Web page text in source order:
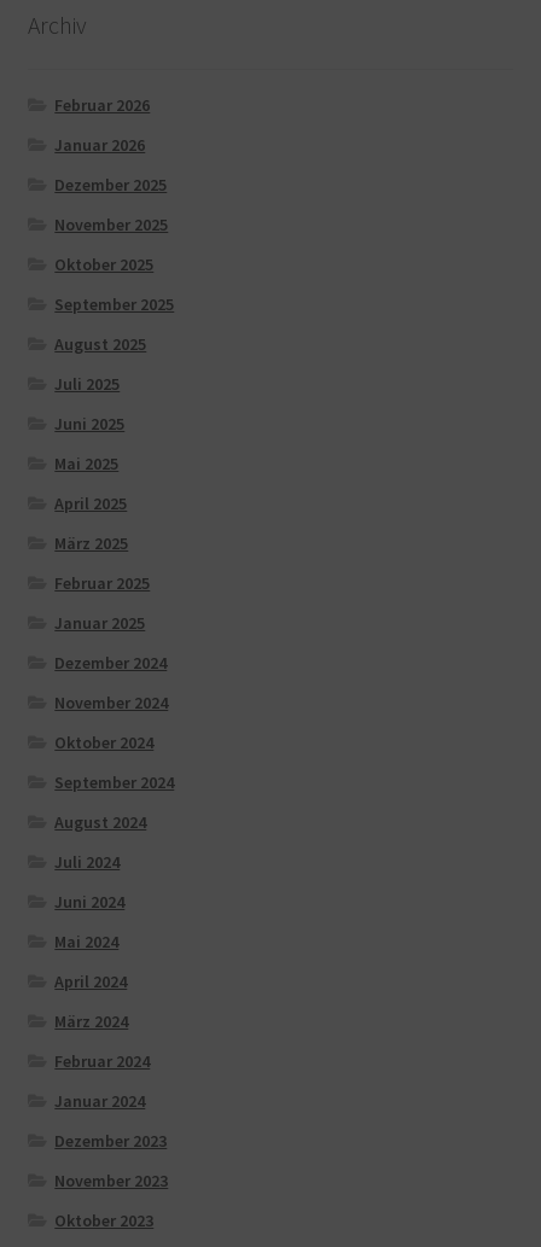
Archiv
Februar 2026
Januar 2026
Dezember 2025
November 2025
Oktober 2025
September 2025
August 2025
Juli 2025
Juni 2025
Mai 2025
April 2025
März 2025
Februar 2025
Januar 2025
Dezember 2024
November 2024
Oktober 2024
September 2024
August 2024
Juli 2024
Juni 2024
Mai 2024
April 2024
März 2024
Februar 2024
Januar 2024
Dezember 2023
November 2023
Oktober 2023